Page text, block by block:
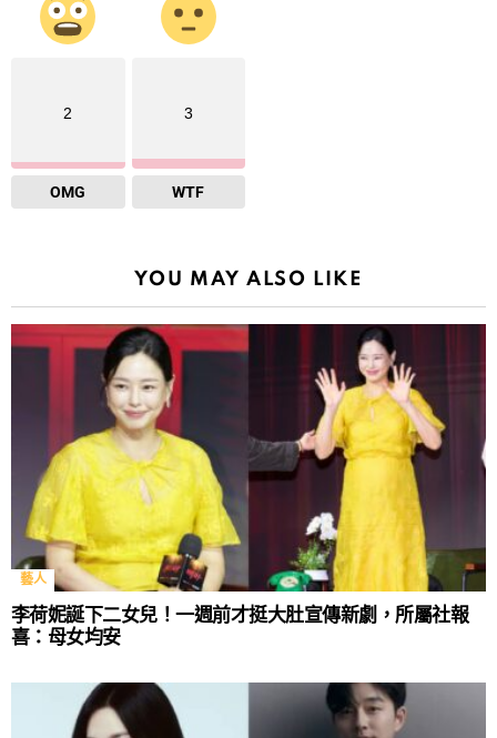
2
OMG
3
WTF
YOU MAY ALSO LIKE
藝人
李荷妮誕下二女兒！一週前才挺大肚宣傳新劇，所屬社報
喜：母女均安